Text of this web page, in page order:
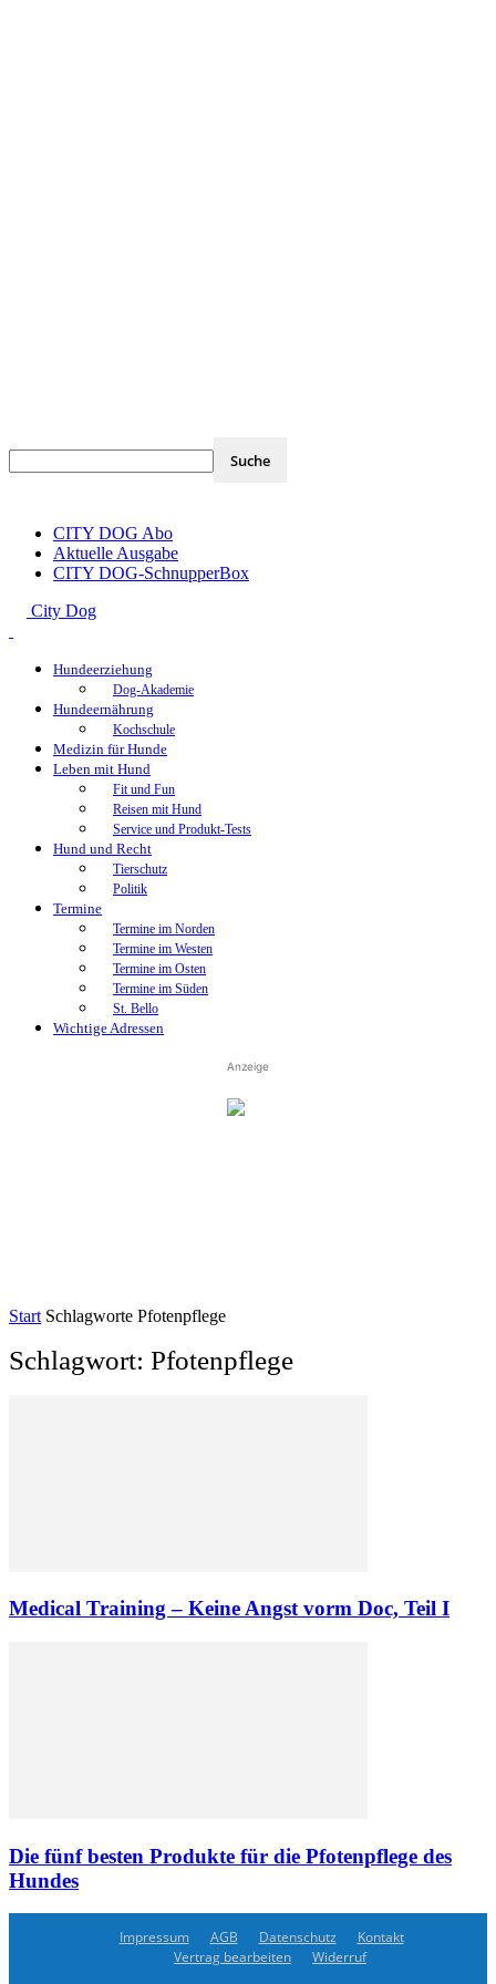
CITY DOG Abo
Aktuelle Ausgabe
CITY DOG-SchnupperBox
City Dog
Hundeerziehung
Dog-Akademie
Hundeernährung
Kochschule
Medizin für Hunde
Leben mit Hund
Fit und Fun
Reisen mit Hund
Service und Produkt-Tests
Hund und Recht
Tierschutz
Politik
Termine
Termine im Norden
Termine im Westen
Termine im Osten
Termine im Süden
St. Bello
Wichtige Adressen
Anzeige
Start Schlagworte Pfotenpflege
Schlagwort: Pfotenpflege
Medical Training – Keine Angst vorm Doc, Teil I
Die fünf besten Produkte für die Pfotenpflege des
Hundes
Impressum AGB Datenschutz
Kontakt
Vertrag bearbeiten
Widerruf